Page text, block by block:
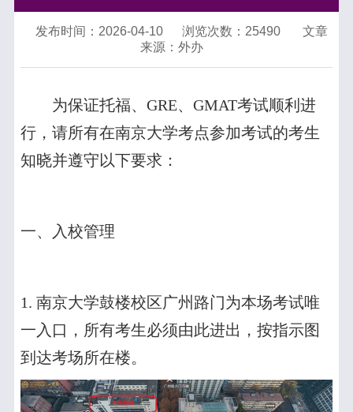
发布时间：2026-04-10 浏览次数： 25490
文章
来源：外办
为保证托福、GRE、GMAT考试顺利进
行，请所有在南京大学考点参加考试的考生
知晓并遵守以下要求：
一、入校管理
1.南京大学鼓楼校区广州路门为本场考试唯
一入口，所有考生必须由此进出，按指示图
到达考场所在楼。